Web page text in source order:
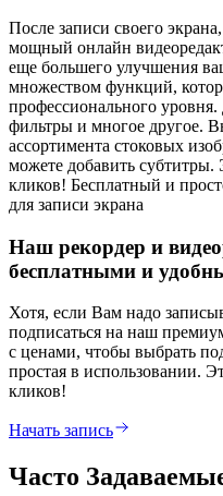
После записи своего
мощный онлайн
еще большего улучшения
множеством функций,
профессионального уровня.
фильтры и многое другое.
ассортимента стоковых
можете добавить субтитры.
кликов! Бесплатный и
для записи экрана
Наш рекордер и
бесплатными и
Хотя, если Вам надо
подписаться на наш
с ценами, чтобы выбрать
простая в использовании.
кликов!
Начать запись
Часто